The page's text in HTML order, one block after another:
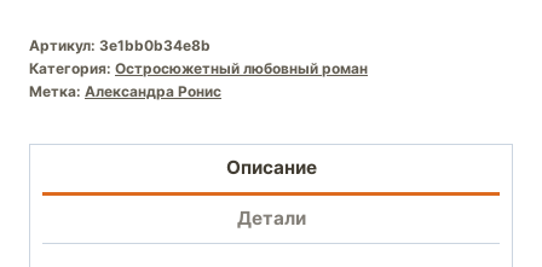
Артикул: 3e1bb0b34e8b
Категория: Остросюжетный любовный роман
Метка: Александра Ронис
Описание
Детали